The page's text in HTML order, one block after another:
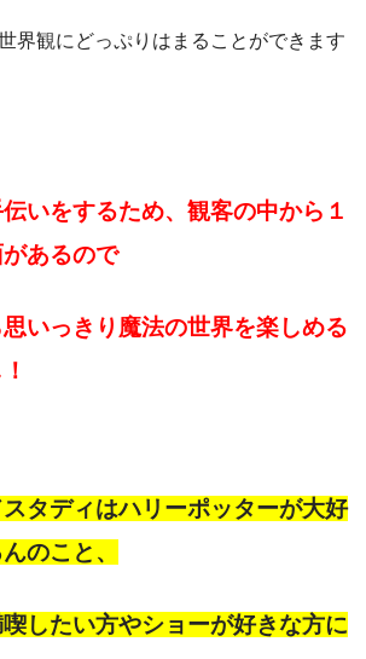
界観にどっぷりはまることができます
いをするため、観客の中から１
あるので
いっきり魔法の世界を楽しめる
タディはハリーポッターが大好
のこと、
したい方やショーが好きな方に